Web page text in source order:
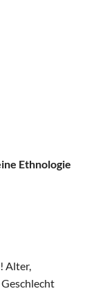
Ethnologie
Alter,